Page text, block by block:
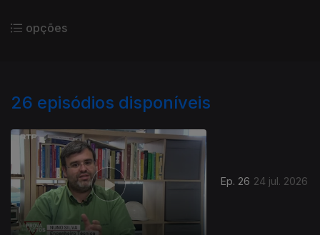
opções
26 episódios disponíveis
Ep. 26 24 jul. 2026